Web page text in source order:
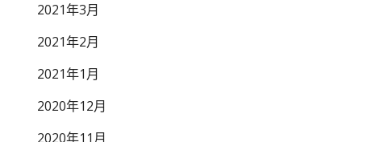
2021年3月
2021年2月
2021年1月
2020年12月
2020年11月